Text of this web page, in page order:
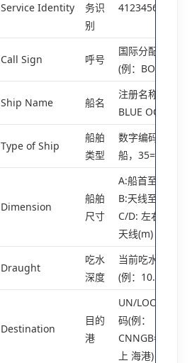
Service Identity
务识
别
412345678)
Call Sign 呼号
国际分配代码
(例：BOWA3)
Ship Name 船名
注册名称(例：
BLUE OCEAN)
Type of Ship
船舶
类型
数字编码(70=货
船，35=渔船等)
Dimension
船舶
尺寸
A:船首至天线；
B:天线至船尾；
C/D: 左右舷至
天线(m)
Draught
吃水
深度
当前吃水值
(例：10.5m)
Destination
目的
港
UN/LOCODE代
码(例：
CNNGB=中国
上 海港)